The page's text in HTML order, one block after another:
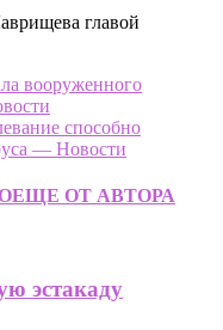
главой
вооруженного
способно
— Новости
ЕЩЕ ОТ АВТОРА
эстакаду